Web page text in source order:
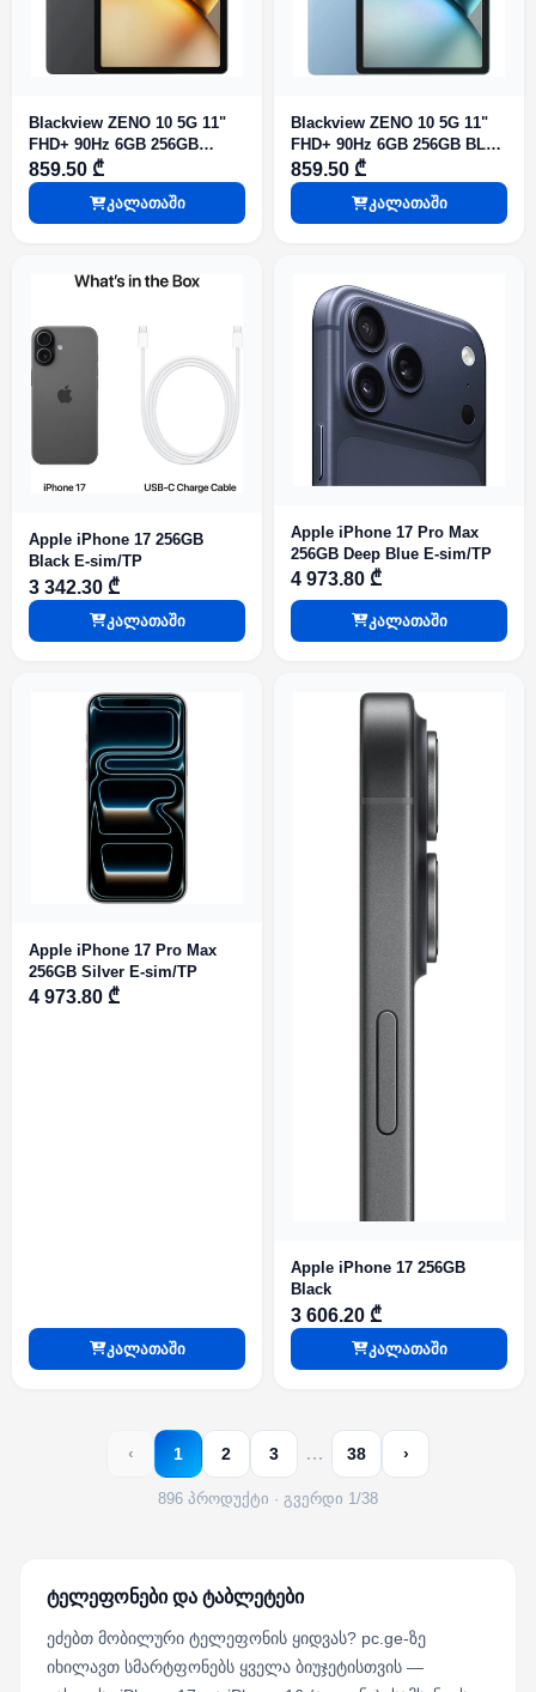
Blackview ZENO 10 5G 11"
FHD+ 90Hz 6GB 256GB
BLACK with case,pen bt
mouse & keyboard
859.50 ₾
კალათაში
Blackview ZENO 10 5G 11"
FHD+ 90Hz 6GB 256GB BLUE
with case,pen bt mouse &
keyboard
859.50 ₾
კალათაში
Apple iPhone 17 256GB
Black E-sim/TP
3 342.30 ₾
კალათაში
Apple iPhone 17 Pro Max
256GB Deep Blue E-sim/TP
4 973.80 ₾
კალათაში
Apple iPhone 17 Pro Max
256GB Silver E-sim/TP
4 973.80 ₾
კალათაში
Apple iPhone 17 256GB
Black
3 606.20 ₾
კალათაში
‹ 1 2 3 … 38 ›
896 პროდუქტი · გვერდი 1/38
ტელეფონები და ტაბლეტები
ეძებთ მობილური ტელეფონის ყიდვას? pc.ge-ზე
იხილავთ სმარტფონებს ყველა ბიუჯეტისთვის —